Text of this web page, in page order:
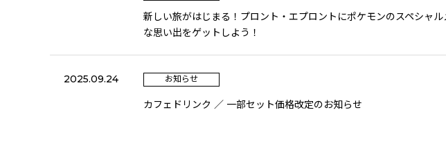
新しい旅がはじまる！プロント・エプロントにポケモンのスペシャ
な思い出をゲットしよう！
2025.09.24 お知らせ
カフェドリンク ／ 一部セット価格改定のお知らせ